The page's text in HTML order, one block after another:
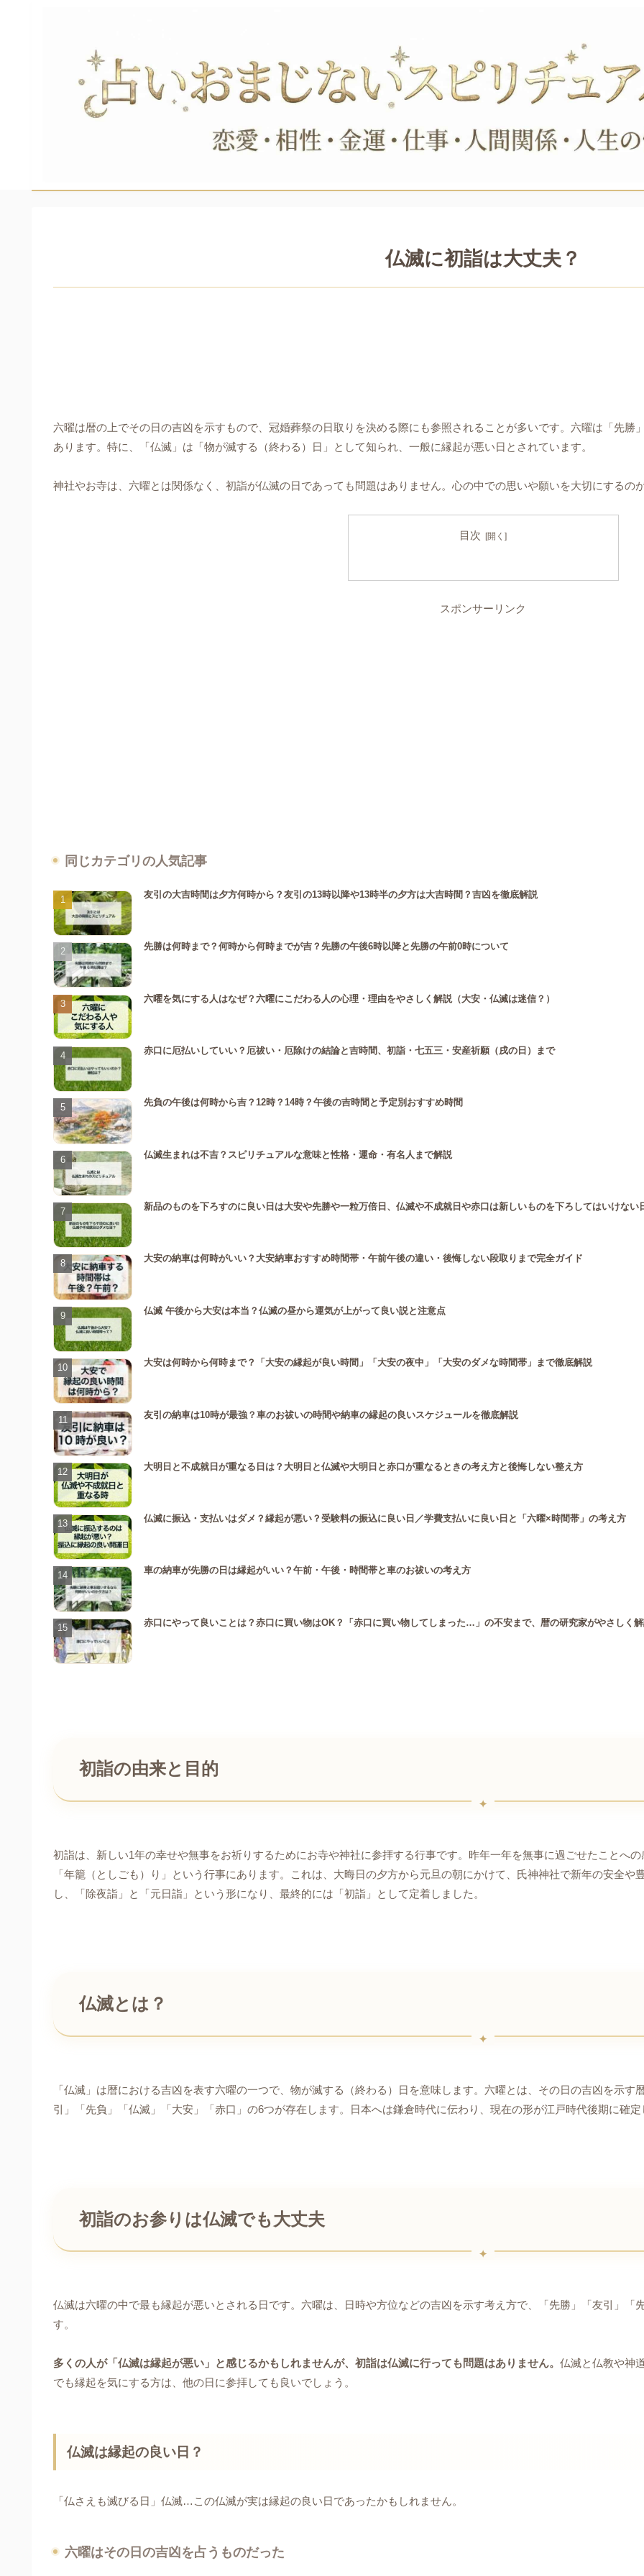
仏滅に初詣は大丈夫？
六曜は暦の上でその日の吉凶を示すもので、冠婚葬祭の日取りを決める際にも参照されることが多いです。六曜は「先
あります。特に、「仏滅」は「物が滅する（終わる）日」として知られ、一般に縁起が悪い日とされています。
神社やお寺は、六曜とは関係なく、初詣が仏滅の日であっても問題はありません。心の中での思いや願いを大切にするの
目次
スポンサーリンク
同じカテゴリの人気記事
友引の大吉時間は夕方何時から？友引の13時以降や13時半の夕方は大吉時間？吉凶を徹底解説
先勝は何時まで？何時から何時までが吉？先勝の午後6時以降と先勝の午前0時について
六曜を気にする人はなぜ？六曜にこだわる人の心理・理由をやさしく解説（大安・仏滅は迷信？）
赤口に厄払いしていい？厄祓い・厄除けの結論と吉時間、初詣・七五三・安産祈願（戌の日）まで
先負の午後は何時から吉？12時？14時？午後の吉時間と予定別おすすめ時間
仏滅生まれは不吉？スピリチュアルな意味と性格・運命・有名人まで解説
新品のものを下ろすのに良い日は大安や先勝や一粒万倍日、仏滅や不成就日や赤口は新しいものを下ろしてはいけない
大安の納車は何時がいい？大安納車おすすめ時間帯・午前午後の違い・後悔しない段取りまで完全ガイド
仏滅 午後から大安は本当？仏滅の昼から運気が上がって良い説と注意点
大安は何時から何時まで？「大安の縁起が良い時間」「大安の夜中」「大安のダメな時間帯」まで徹底解説
友引の納車は10時が最強？車のお祓いの時間や納車の縁起の良いスケジュールを徹底解説
大明日と不成就日が重なる日は？大明日と仏滅や大明日と赤口が重なるときの考え方と後悔しない整え方
仏滅に振込・支払いはダメ？縁起が悪い？受験料の振込に良い日／学費支払いに良い日と「六曜×時間帯」の考え方
車の納車が先勝の日は縁起がいい？午前・午後・時間帯と車のお祓いの考え方
赤口にやって良いことは？赤口に買い物はOK？「赤口に買い物してしまった…」の不安まで、暦の研究家がやさしく
初詣の由来と目的
初詣は、新しい1年の幸せや無事をお祈りするためにお寺や神社に参拝する行事です。昨年一年を無事に過ごせたことへ
「年籠（としごも）り」という行事にあります。これは、大晦日の夕方から元旦の朝にかけて、氏神神社で新年の安全
し、「除夜詣」と「元日詣」という形になり、最終的には「初詣」として定着しました。
仏滅とは？
「仏滅」は暦における吉凶を表す六曜の一つで、物が滅する（終わる）日を意味します。六曜とは、その日の吉凶を示
引」「先負」「仏滅」「大安」「赤口」の6つが存在します。日本へは鎌倉時代に伝わり、現在の形が江戸時代後期に確
初詣のお参りは仏滅でも大丈夫
仏滅は六曜の中で最も縁起が悪いとされる日です。六曜は、日時や方位などの吉凶を示す考え方で、「先勝」「友引」「
す。
多くの人が「仏滅は縁起が悪い」と感じるかもしれませんが、初詣は仏滅に行っても問題はありません。 仏滅と仏教や神
でも縁起を気にする方は、他の日に参拝しても良いでしょう。
仏滅は縁起の良い日？
「仏さえも滅びる日」仏滅…この仏滅が実は縁起の良い日であったかもしれません。
六曜はその日の吉凶を占うものだった